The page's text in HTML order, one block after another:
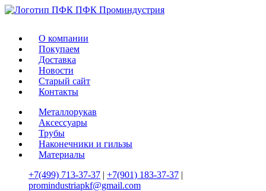
О компании
Покупаем
Доставка
Новости
Старый сайт
Контакты
Металлорукав
Аксессуары
Трубы
Наконечники и гильзы
Материалы
+7(499) 713-37-37 | +7(901) 183-37-37 |
promindustriapkf@gmail.com